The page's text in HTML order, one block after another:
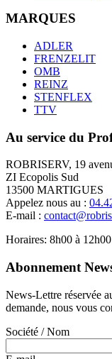
MARQUES
ADLER
FRENZELIT
OMB
REINZ
STENFLEX
TTV
Au service du
ROBRISERV, 19
ZI Ecopolis Sud
13500 MARTIGUES
Appelez nous au :
E-mail :
Horaires: 8h00 à
Abonnement
News-Lettre réservée
demande, nous vous
Société / Nom